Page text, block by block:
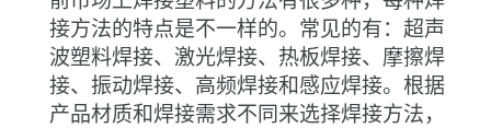
接方法的特点是不一样的。常见的有：超声
波塑料焊接、激光焊接、热板焊接、摩擦焊
接、振动焊接、高频焊接和感应焊接。根据
产品材质和焊接需求不同来选择焊接方法，